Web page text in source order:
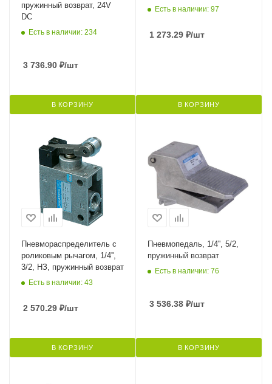
пружинный возврат, 24V
DC
Есть в наличии: 234
3 736.90 ₽/шт
В КОРЗИНУ
Есть в наличии: 97
1 273.29 ₽/шт
В КОРЗИНУ
Пневмораспределитель с
роликовым рычагом, 1/4'',
3/2, НЗ, пружинный возврат
Есть в наличии: 43
2 570.29 ₽/шт
В КОРЗИНУ
Пневмопедаль, 1/4'', 5/2,
пружинный возврат
Есть в наличии: 76
3 536.38 ₽/шт
В КОРЗИНУ